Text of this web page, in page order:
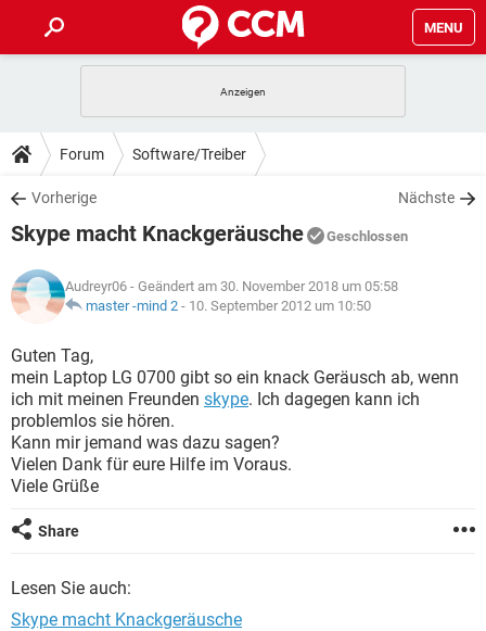
MENU
ANDROID IOS
WINDOWS 10
WHATSAPP TIKTOK
FACEBOOK
TIPPS & TRICKS
SPIELE
WHATSAPP TIKTOK
DOWNLOADS
SPIELE STREAMING
ANDROID
WINDOWS 10 INSTAGRAM
WHATSAPP
FACEBOOK HARDWARE
FORUM
SPIELE STREAMING
WINDOWS 10
WHATSAPP TIKTOK
FACEBOOK HARDWARE
LEXIKON
SPIELE
ANDROID IOS
WINDOWS 10
WHATSAPP
FACEBOOK
Forum Software/Treiber
Vorherige Nächste
Skype macht Knackgeräusche Geschlossen
Audreyr06 - Geändert am 30. November 2018 um 05:58
master -mind 2 - 10. September 2012 um 10:50
Guten Tag,
mein Laptop LG 0700 gibt so ein knack Geräusch ab, wenn
ich mit meinen Freunden skype. Ich dagegen kann ich
problemlos sie hören.
Kann mir jemand was dazu sagen?
Vielen Dank für eure Hilfe im Voraus.
Viele Grüße
Share
Lesen Sie auch:
Skype macht Knackgeräusche